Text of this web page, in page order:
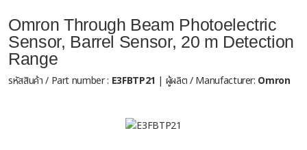
Omron Through Beam Photoelectric
Sensor, Barrel Sensor, 20 m Detection
Range
รหัสสินค้า / Part number : E3FBTP21 | ผู้ผลิต / Manufacturer: Omron